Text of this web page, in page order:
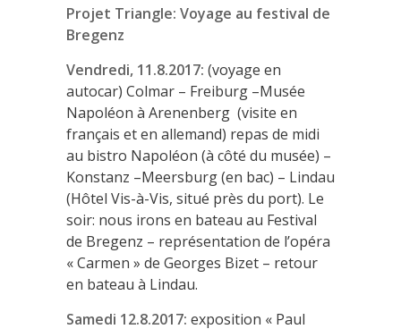
Projet Triangle: Voyage au festival de
Bregenz
Vendredi, 11.8.2017: (voyage en
autocar) Colmar – Freiburg –Musée
Napoléon à Arenenberg (visite en
français et en allemand) repas de midi
au bistro Napoléon (à côté du musée) –
Konstanz –Meersburg (en bac) – Lindau
(Hôtel Vis-à-Vis, situé près du port). Le
soir: nous irons en bateau au Festival
de Bregenz – représentation de l’opéra
« Carmen » de Georges Bizet – retour
en bateau à Lindau.
Samedi 12.8.2017: exposition « Paul